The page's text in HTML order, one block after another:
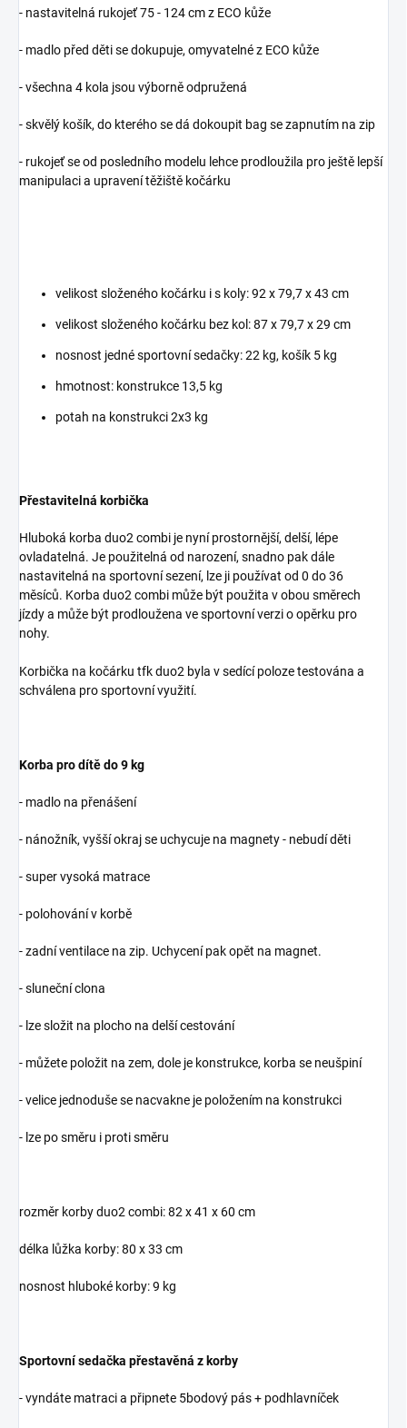
- nastavitelná rukojeť 75 - 124 cm z ECO kůže
- madlo před děti se dokupuje, omyvatelné z ECO kůže
- všechna 4 kola jsou výborně odpružená
- skvělý košík, do kterého se dá dokoupit bag se zapnutím na zip
- rukojeť se od posledního modelu lehce prodloužila pro ještě lepší
manipulaci a upravení těžiště kočárku
velikost složeného kočárku i s koly: 92 x 79,7 x 43 cm
velikost složeného kočárku bez kol: 87 x 79,7 x 29 cm
nosnost jedné sportovní sedačky: 22 kg, košík 5 kg
hmotnost: konstrukce 13,5 kg
potah na konstrukci 2x3 kg
Přestavitelná korbička
Hluboká korba duo2 combi je nyní prostornější, delší, lépe
ovladatelná. Je použitelná od narození, snadno pak dále
nastavitelná na sportovní sezení, lze ji používat od 0 do 36
měsíců. Korba duo2 combi může být použita v obou směrech
jízdy a může být prodloužena ve sportovní verzi o opěrku pro
nohy.
Korbička na kočárku tfk duo2 byla v sedící poloze testována a
schválena pro sportovní využití.
Korba pro dítě do 9 kg
- madlo na přenášení
- nánožník, vyšší okraj se uchycuje na magnety - nebudí děti
- super vysoká matrace
- polohování v korbě
- zadní ventilace na zip. Uchycení pak opět na magnet.
- sluneční clona
- lze složit na plocho na delší cestování
- můžete položit na zem, dole je konstrukce, korba se neušpiní
- velice jednoduše se nacvakne je položením na konstrukci
- lze po směru i proti směru
rozměr korby duo2 combi: 82 x 41 x 60 cm
délka lůžka korby: 80 x 33 cm
nosnost hluboké korby: 9 kg
Sportovní sedačka přestavěná z korby
- vyndáte matraci a připnete 5bodový pás + podhlavníček